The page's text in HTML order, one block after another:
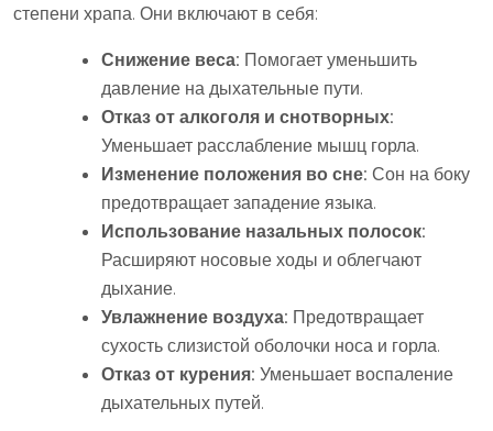
степени храпа. Они включают в себя:
Снижение веса: Помогает уменьшить
давление на дыхательные пути.
Отказ от алкоголя и снотворных:
Уменьшает расслабление мышц горла.
Изменение положения во сне: Сон на боку
предотвращает западение языка.
Использование назальных полосок:
Расширяют носовые ходы и облегчают
дыхание.
Увлажнение воздуха: Предотвращает
сухость слизистой оболочки носа и горла.
Отказ от курения: Уменьшает воспаление
дыхательных путей.